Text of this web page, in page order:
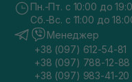
Пн.-Пт. с 10:00 до
Сб.-Вс. с 11:00 до
Менеджер
+38 (097) 612-54-81
+38 (097) 788-12-88
+38 (097) 983-41-20